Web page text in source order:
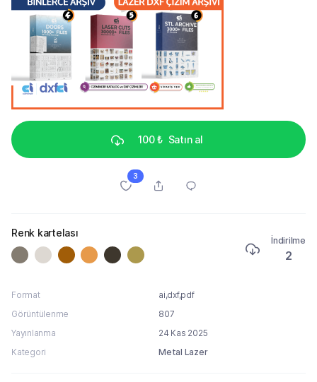
100 ₺ Satın al
3
Renk kartelası
İndirilme
2
Format
ai,dxf,pdf
Görüntülenme
807
Yayınlanma
24 Kas 2025
Kategori
Metal Lazer